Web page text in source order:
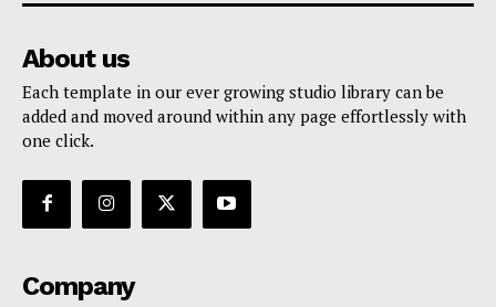
About us
Each template in our ever growing studio library can be
added and moved around within any page effortlessly with
one click.
Company